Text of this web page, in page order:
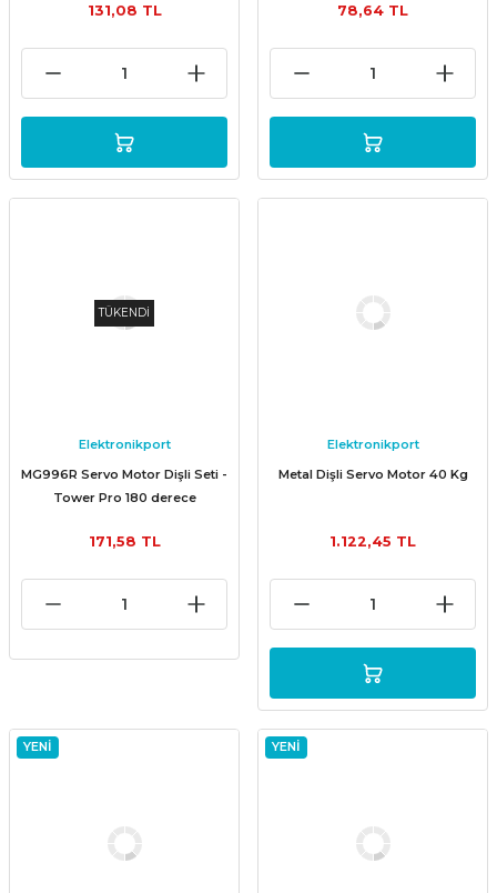
131,08 TL 78,64 TL
TÜKENDİ
Elektronikport
MG996R Servo Motor Dişli Seti -
Tower Pro 180 derece
171,58 TL
Elektronikport
Metal Dişli Servo Motor 40 Kg
1.122,45 TL
YENİ YENİ